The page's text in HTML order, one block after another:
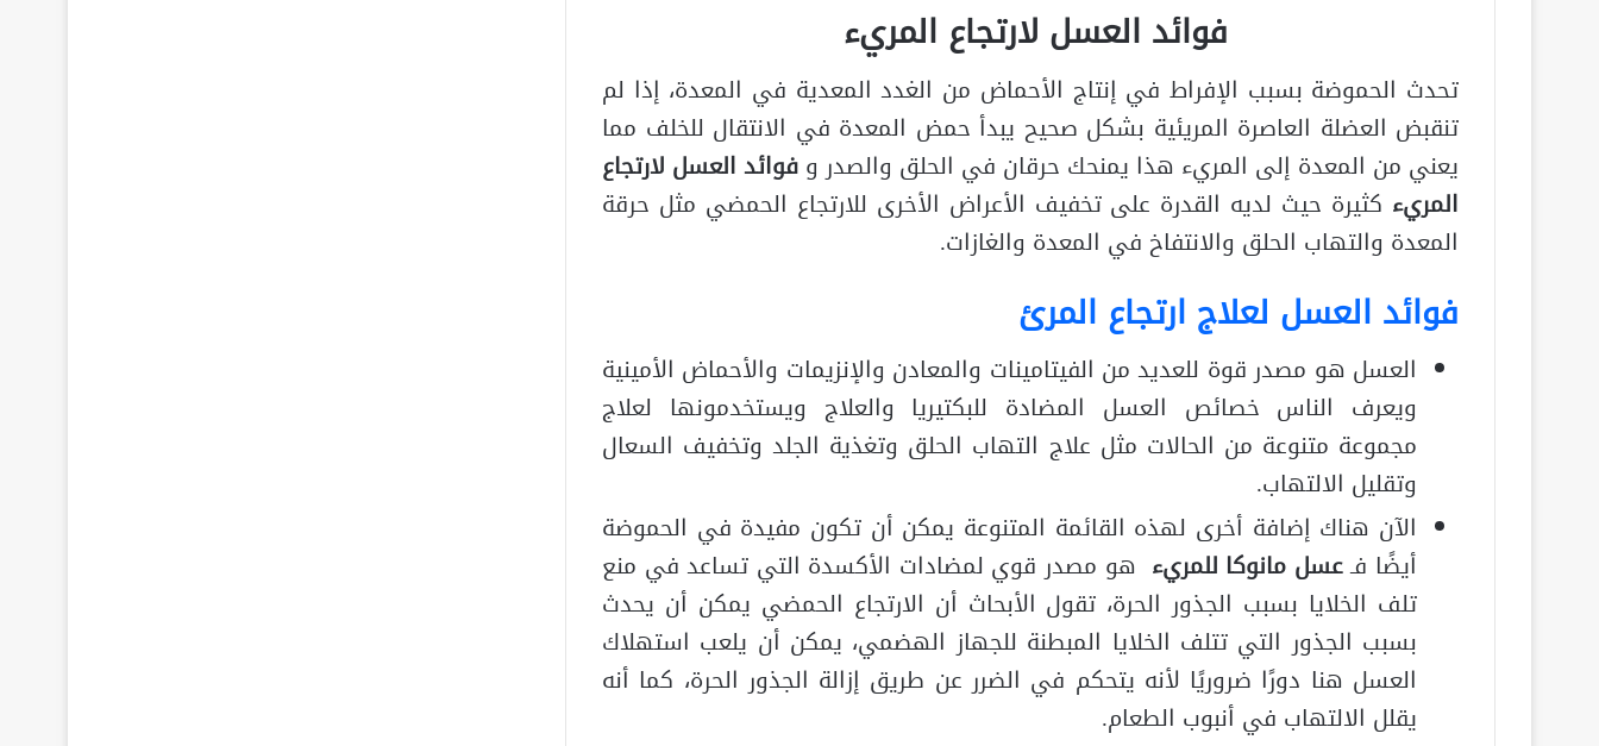
فوائد العسل لارتجاع المريء
تحدث الحموضة بسبب الإفراط في إنتاج الأحماض من الغدد المعدية في المعدة، إذا لم
تنقبض العضلة العاصرة المريئية بشكل صحيح يبدأ حمض المعدة في الانتقال للخلف مما
يعني من المعدة إلى المريء هذا يمنحك حرقان في الحلق والصدر وفوائد العسل لارتجاع
المريء كثيرة حيث لديه القدرة على تخفيف الأعراض الأخرى للارتجاع الحمضي مثل حرقة
المعدة والتهاب الحلق والانتفاخ في المعدة والغازات.
فوائد العسل لعلاج ارتجاع المرئ
العسل هو مصدر قوة للعديد من الفيتامينات والمعادن والإنزيمات والأحماض الأمينية
ويعرف الناس خصائص العسل المضادة للبكتيريا والعلاج ويستخدمونها لعلاج
مجموعة متنوعة من الحالات مثل علاج التهاب الحلق وتغذية الجلد وتخفيف السعال
وتقليل الالتهاب.
الآن هناك إضافة أخرى لهذه القائمة المتنوعة يمكن أن تكون مفيدة في الحموضة
أيضًا فـعسل مانوكا للمريء هو مصدر قوي لمضادات الأكسدة التي تساعد في منع
تلف الخلايا بسبب الجذور الحرة، تقول الأبحاث أن الارتجاع الحمضي يمكن أن يحدث
بسبب الجذور التي تتلف الخلايا المبطنة للجهاز الهضمي، يمكن أن يلعب استهلاك
العسل هنا دورًا ضروريًا لأنه يتحكم في الضرر عن طريق إزالة الجذور الحرة، كما أنه
يقلل الالتهاب في أنبوب الطعام.